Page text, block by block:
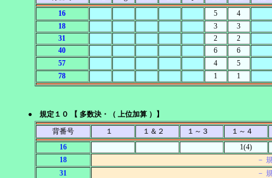
16
5
4
18
3
3
31
2
2
40
6
6
57
4
5
78
1 1
● 規定１０ 【 多数決・（ 上位加算 ）】
背番号
１ １＆２ １～３
１～４
16
1(4)
18
－
31
－